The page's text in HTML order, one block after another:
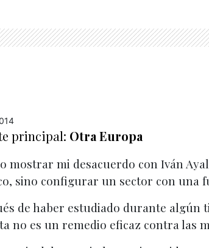
principal: Otra Europa
mostrar mi desacuerdo con Iván
sino configurar un sector con una
de haber estudiado durante algún
no es un remedio eficaz contra las